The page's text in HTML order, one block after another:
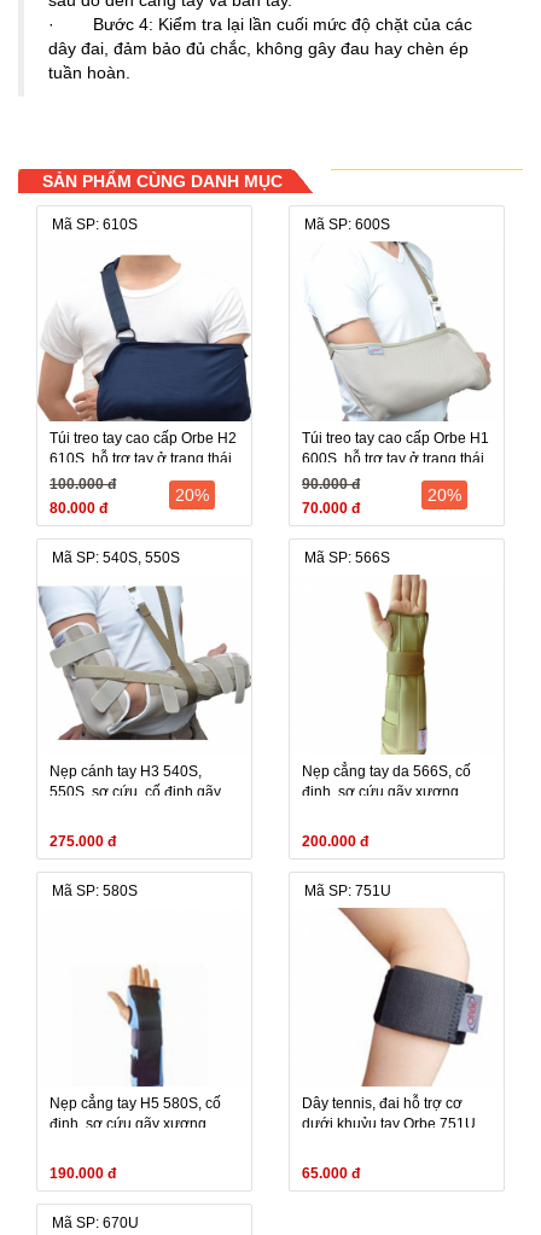
· Bước 4: Kiểm tra lại lần cuối mức độ chặt của các
dây đai, đảm bảo đủ chắc, không gây đau hay chèn ép
tuần hoàn.
SẢN PHẨM CÙNG DANH MỤC
Mã SP: 610S
Túi treo tay cao cấp Orbe H2
610S, hỗ trợ tay ở trạng thái
nghỉ
100.000 đ
80.000 đ
20%
Mã SP: 600S
Túi treo tay cao cấp Orbe H1
600S, hỗ trợ tay ở trạng thái
nghỉ
90.000 đ
70.000 đ
20%
Mã SP: 540S, 550S
Nẹp cánh tay H3 540S,
550S, sơ cứu, cố định gãy
xương cang tay
275.000 đ
Mã SP: 566S
Nẹp cẳng tay da 566S, cố
định, sơ cứu gãy xương,
potocol
200.000 đ
Mã SP: 580S
Nẹp cẳng tay H5 580S, cố
định, sơ cứu gãy xương,
tay
190.000 đ
Mã SP: 751U
Dây tennis, đai hỗ trợ cơ
dưới khuỷu tay Orbe 751U
65.000 đ
Mã SP: 670U